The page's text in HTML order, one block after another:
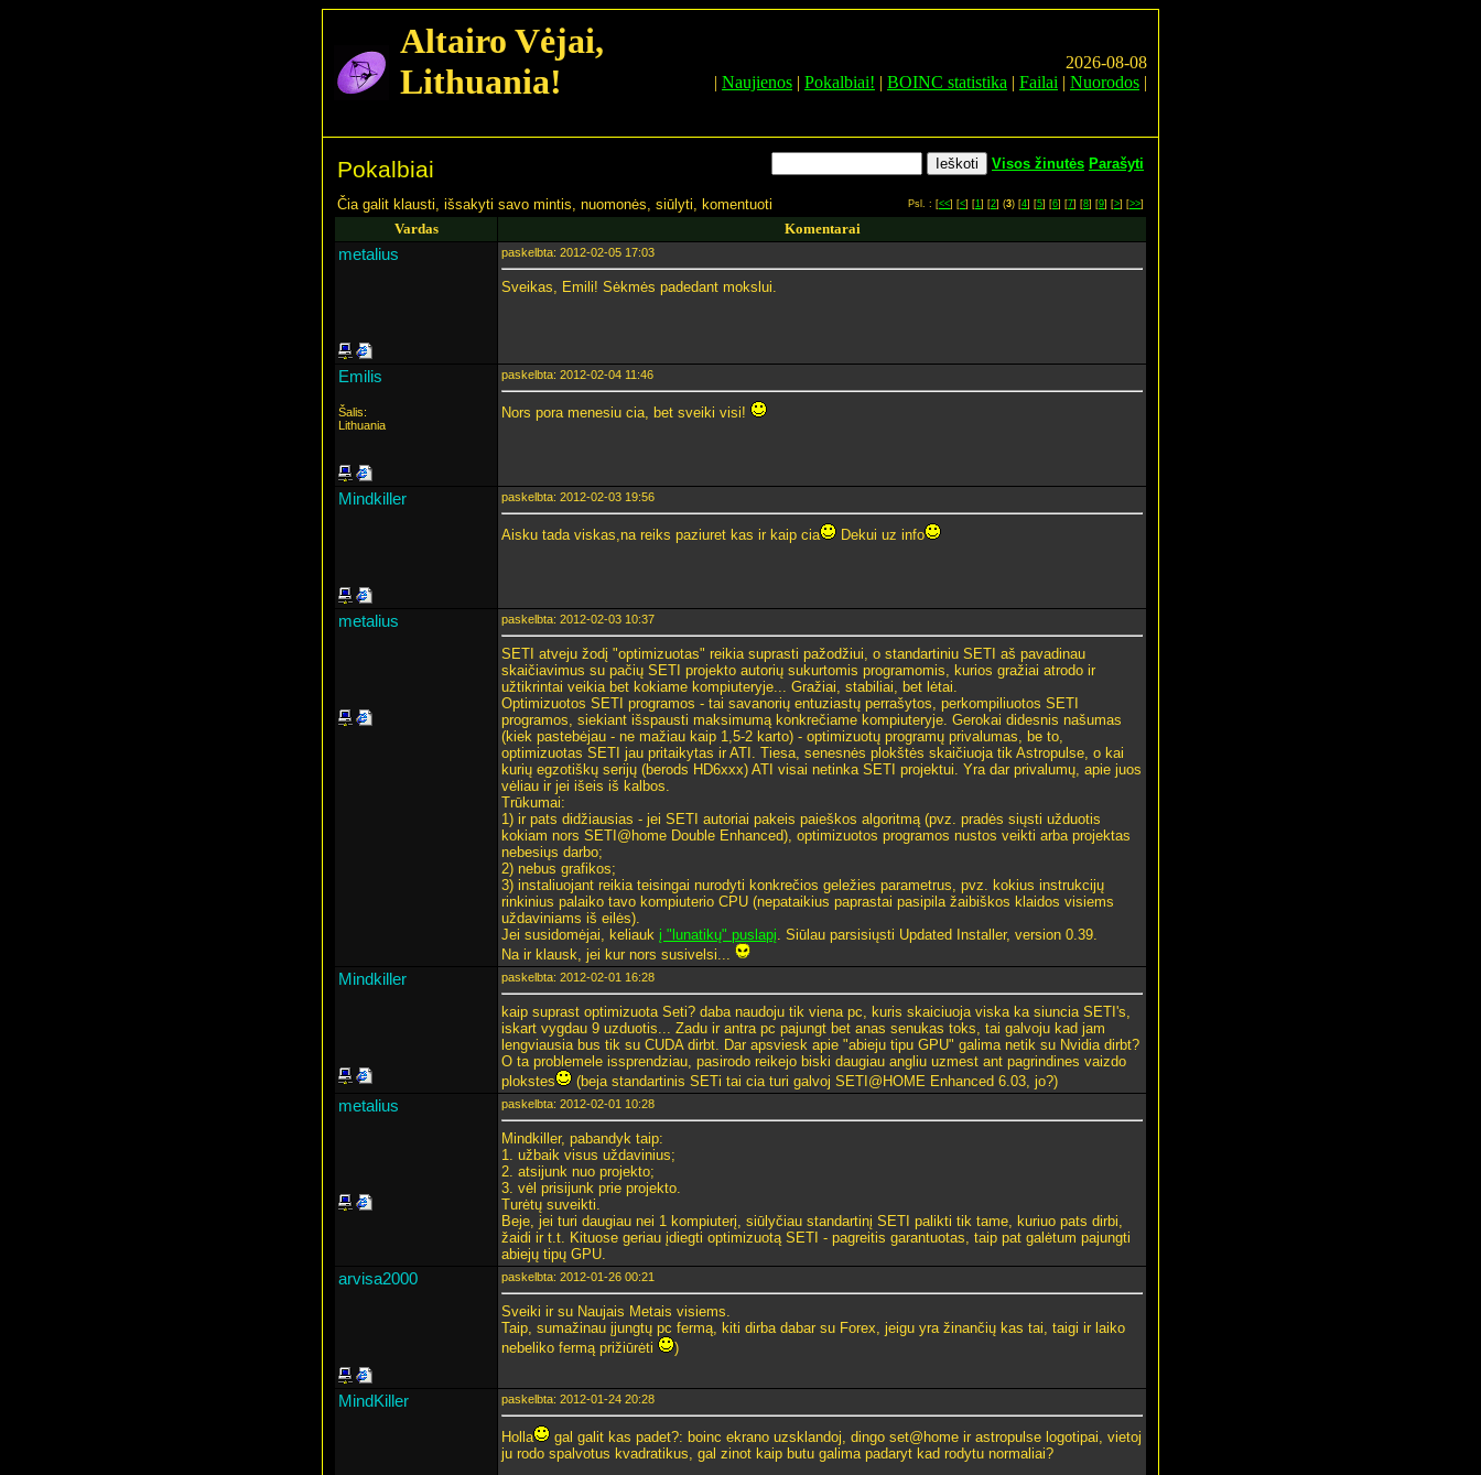
Altairo Vėjai,
Lithuania!
2026-08-08
| Naujienos | Pokalbiai! | BOINC statistika | Failai | Nuorodos |
Pokalbiai Visos žinutės Parašyti
Čia galit klausti, išsakyti savo mintis, nuomonės, siūlyti, komentuoti Psl. : [<<] [<] [1] [2] (3) [4] [5] [6] [7] [8] [9] [>] [>>]
Vardas Komentarai
metalius paskelbta: 2012-02-05 17:03
Sveikas, Emili! Sėkmės padedant mokslui.
Emilis
Šalis:
Lithuania
paskelbta: 2012-02-04 11:46
Nors pora menesiu cia, bet sveiki visi!
Mindkiller paskelbta: 2012-02-03 19:56
Aisku tada viskas,na reiks paziuret kas ir kaip cia Dekui uz info
metalius paskelbta: 2012-02-03 10:37
SETI atveju žodį "optimizuotas" reikia suprasti pažodžiui, o standartiniu SETI aš pavadinau
skaičiavimus su pačių SETI projekto autorių sukurtomis programomis, kurios gražiai atrodo ir
užtikrintai veikia bet kokiame kompiuteryje... Gražiai, stabiliai, bet lėtai.
Optimizuotos SETI programos - tai savanorių entuziastų perrašytos, perkompiliuotos SETI
programos, siekiant išspausti maksimumą konkrečiame kompiuteryje. Gerokai didesnis našumas
(kiek pastebėjau - ne mažiau kaip 1,5-2 karto) - optimizuotų programų privalumas, be to,
optimizuotas SETI jau pritaikytas ir ATI. Tiesa, senesnės plokštės skaičiuoja tik Astropulse, o kai
kurių egzotiškų serijų (berods HD6xxx) ATI visai netinka SETI projektui. Yra dar privalumų, apie juos
vėliau ir jei išeis iš kalbos.
Trūkumai:
1) ir pats didžiausias - jei SETI autoriai pakeis paieškos algoritmą (pvz. pradės siųsti užduotis
kokiam nors SETI@home Double Enhanced), optimizuotos programos nustos veikti arba projektas
nebesiųs darbo;
2) nebus grafikos;
3) instaliuojant reikia teisingai nurodyti konkrečios geležies parametrus, pvz. kokius instrukcijų
rinkinius palaiko tavo kompiuterio CPU (nepataikius paprastai pasipila žaibiškos klaidos visiems
uždaviniams iš eilės).
Jei susidomėjai, keliauk į "lunatikų" puslapį. Siūlau parsisiųsti Updated Installer, version 0.39.
Na ir klausk, jei kur nors susivelsi...
Mindkiller paskelbta: 2012-02-01 16:28
kaip suprast optimizuota Seti? daba naudoju tik viena pc, kuris skaiciuoja viska ka siuncia SETI's,
iskart vygdau 9 uzduotis... Zadu ir antra pc pajungt bet anas senukas toks, tai galvoju kad jam
lengviausia bus tik su CUDA dirbt. Dar apsviesk apie "abieju tipu GPU" galima netik su Nvidia dirbt?
O ta problemele issprendziau, pasirodo reikejo biski daugiau angliu uzmest ant pagrindines vaizdo
plokstes
(beja standartinis SETi tai cia turi galvoj SETI@HOME Enhanced 6.03, jo?)
metalius paskelbta: 2012-02-01 10:28
Mindkiller, pabandyk taip:
1. užbaik visus uždavinius;
2. atsijunk nuo projekto;
3. vėl prisijunk prie projekto.
Turėtų suveikti.
Beje, jei turi daugiau nei 1 kompiuterį, siūlyčiau standartinį SETI palikti tik tame, kuriuo pats dirbi,
žaidi ir t.t. Kituose geriau įdiegti optimizuotą SETI - pagreitis garantuotas, taip pat galėtum pajungti
abiejų tipų GPU.
arvisa2000 paskelbta: 2012-01-26 00:21
Sveiki ir su Naujais Metais visiems.
Taip, sumažinau įjungtų pc fermą, kiti dirba dabar su Forex, jeigu yra žinančių kas tai, taigi ir laiko
nebeliko fermą prižiūrėti
)
MindKiller paskelbta: 2012-01-24 20:28
Holla
gal galit kas padet?: boinc ekrano uzsklandoj, dingo set@home ir astropulse logotipai, vietoj
ju rodo spalvotus kvadratikus, gal zinot kaip butu galima padaryt kad rodytu normaliai?